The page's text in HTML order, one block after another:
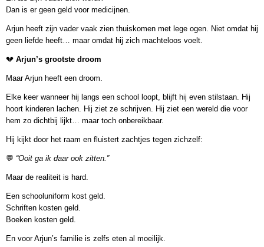
Dan is er geen geld voor medicijnen.
Arjun heeft zijn vader vaak zien thuiskomen met lege ogen. Niet omdat hij
geen liefde heeft… maar omdat hij zich machteloos voelt.
💔 Arjun’s grootste droom
Maar Arjun heeft een droom.
Elke keer wanneer hij langs een school loopt, blijft hij even stilstaan. Hij
hoort kinderen lachen. Hij ziet ze schrijven. Hij ziet een wereld die voor
hem zo dichtbij lijkt… maar toch onbereikbaar.
Hij kijkt door het raam en fluistert zachtjes tegen zichzelf:
💬 “Ooit ga ik daar ook zitten.”
Maar de realiteit is hard.
Een schooluniform kost geld.
Schriften kosten geld.
Boeken kosten geld.
En voor Arjun’s familie is zelfs eten al moeilijk.